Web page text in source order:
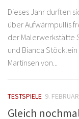
Dieses Jahr durften
über Aufwärmpullis
der Malerwerkstätte
und Bianca
Martinsen von...
TESTSPIELE 9.
Gleich